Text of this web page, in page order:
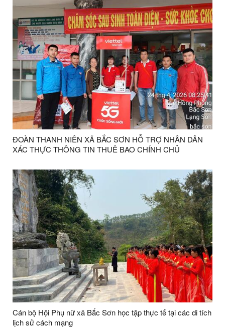
ĐOÀN THANH NIÊN XÃ BẮC SƠN HỖ TRỢ NHÂN DÂN
XÁC THỰC THÔNG TIN THUÊ BAO CHÍNH CHỦ
Cán bộ Hội Phụ nữ xã Bắc Sơn học tập thực tế tại các di tích
lịch sử cách mạng